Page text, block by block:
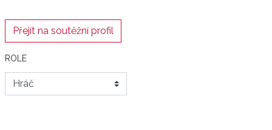
Přejít na soutěžní profil
ROLE